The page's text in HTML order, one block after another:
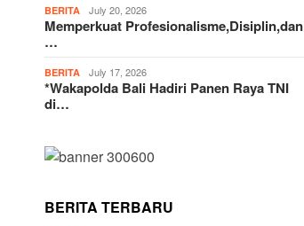
BERITA July 20, 2026
Memperkuat Profesionalisme,Disiplin,dan
…
BERITA July 17, 2026
*Wakapolda Bali Hadiri Panen Raya TNI
di…
BERITA TERBARU